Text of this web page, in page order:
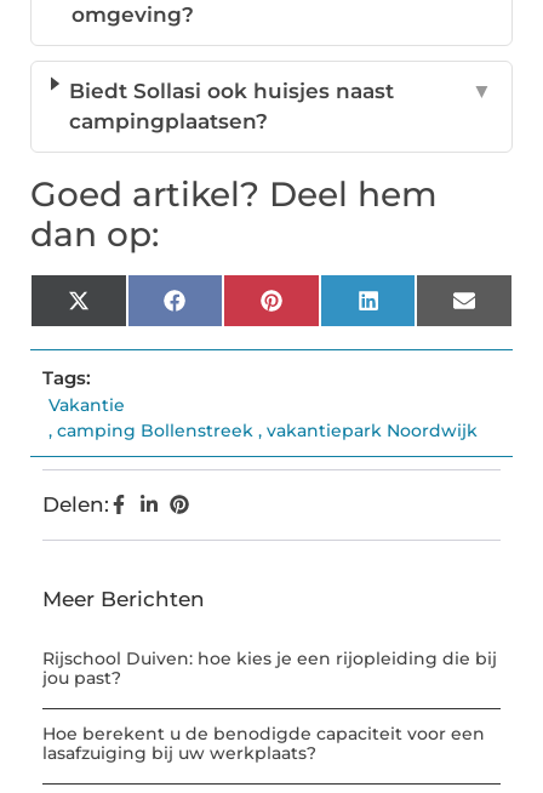
omgeving?
Biedt Sollasi ook huisjes naast
campingplaatsen?
▼
Goed artikel? Deel hem
dan op:
X
(Twitter)
FacebookPinterestLinkedInEmail
Tags:
Vakantie
, camping Bollenstreek , vakantiepark Noordwijk
Delen:
Meer Berichten
Rijschool Duiven: hoe kies je een rijopleiding die bij
jou past?
Hoe berekent u de benodigde capaciteit voor een
lasafzuiging bij uw werkplaats?